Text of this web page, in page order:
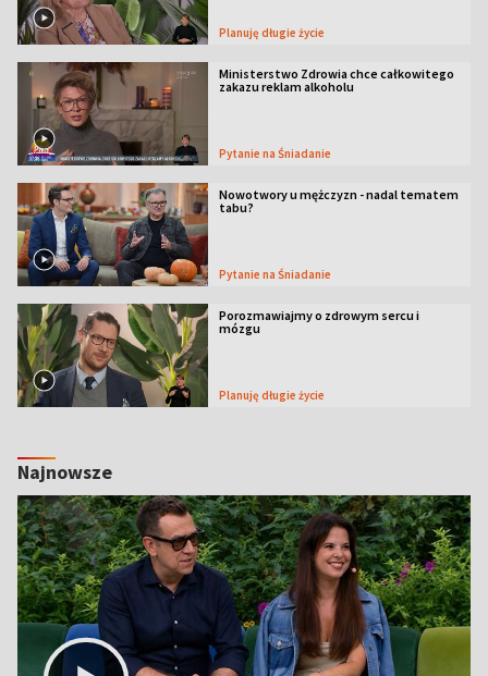
Planuję długie życie
Ministerstwo Zdrowia chce całkowitego
zakazu reklam alkoholu
Pytanie na Śniadanie
Nowotwory u mężczyzn - nadal tematem
tabu?
Pytanie na Śniadanie
Porozmawiajmy o zdrowym sercu i
mózgu
Planuję długie życie
Najnowsze